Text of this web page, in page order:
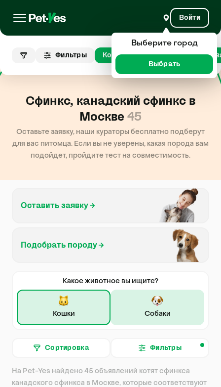
Войти
Фильтры Кошки
Сфинкс,
канадский
сфинкс
Сфинкс, канадский сфинкс в
Москве 45
Оставьте заявку, наши кураторы бесплатно подберут
для вас питомца. Если вы не уверены, какая порода вам
подойдет, пройдите тест на совместимость.
Оставить заявку
Подобрать породу
Какое животное вы ищите?
Кошки Собаки
Сортировка Фильтры
На Pet-Yes найдено 45 объявлений котят сфинкса
канадского сфинкса в Москве, которые соответствуют
Выберите город
Выбрать